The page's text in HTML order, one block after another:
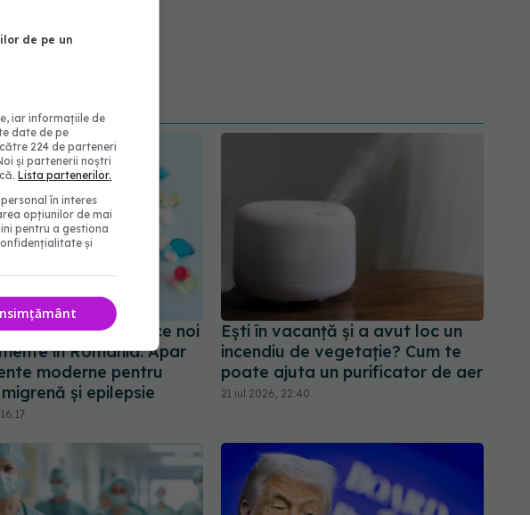
Sănătății introduce noi
în România. Apar
moderne pentru
și epilepsie
Ești în vacanță și a avut loc un
incendiu de vegetație? Cum te
poate ajuta un purificator de aer
21 iul 2026, 22:40
de pe un
iar informațiile de
date de pe
224 de parteneri
și partenerii noștri
Lista partenerilor.
în interes
opțiunilor de mai
pentru a gestiona
și